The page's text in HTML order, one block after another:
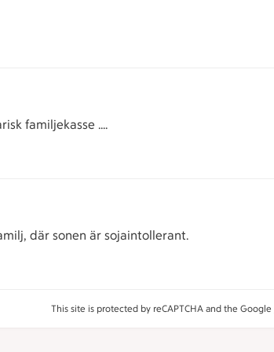
familjekasse ....
där sonen är sojaintollerant.
This site is protected by reCAPTCHA and the Google